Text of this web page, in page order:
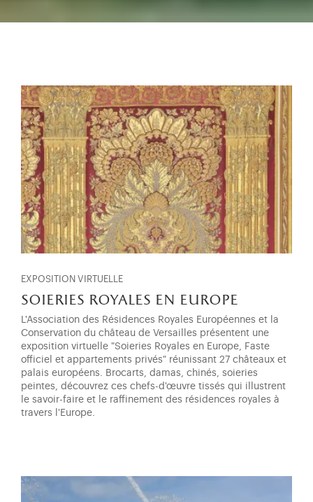
EXPOSITION VIRTUELLE
soieries royales en europe
L'Association des Résidences Royales Européennes et la
Conservation du château de Versailles présentent une
exposition virtuelle "Soieries Royales en Europe, Faste
officiel et appartements privés" réunissant 27 châteaux et
palais européens. Brocarts, damas, chinés, soieries
peintes, découvrez ces chefs-d'œuvre tissés qui illustrent
le savoir-faire et le raffinement des résidences royales à
travers l'Europe.